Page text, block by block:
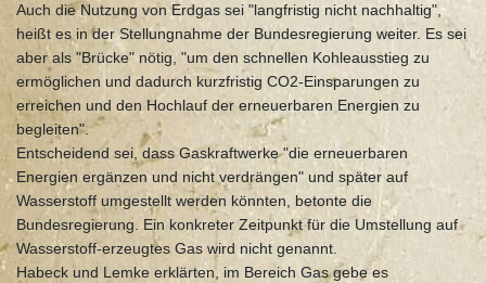
Auch die Nutzung von Erdgas sei "langfristig nicht nachhaltig",
heißt es in der Stellungnahme der Bundesregierung weiter. Es sei
aber als "Brücke" nötig, "um den schnellen Kohleausstieg zu
ermöglichen und dadurch kurzfristig CO2-Einsparungen zu
erreichen und den Hochlauf der erneuerbaren Energien zu
begleiten".
Entscheidend sei, dass Gaskraftwerke "die erneuerbaren
Energien ergänzen und nicht verdrängen" und später auf
Wasserstoff umgestellt werden könnten, betonte die
Bundesregierung. Ein konkreter Zeitpunkt für die Umstellung auf
Wasserstoff-erzeugtes Gas wird nicht genannt.
Habeck und Lemke erklärten, im Bereich Gas gebe es